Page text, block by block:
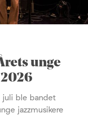
unge
juli ble bandet
jazzmusikere